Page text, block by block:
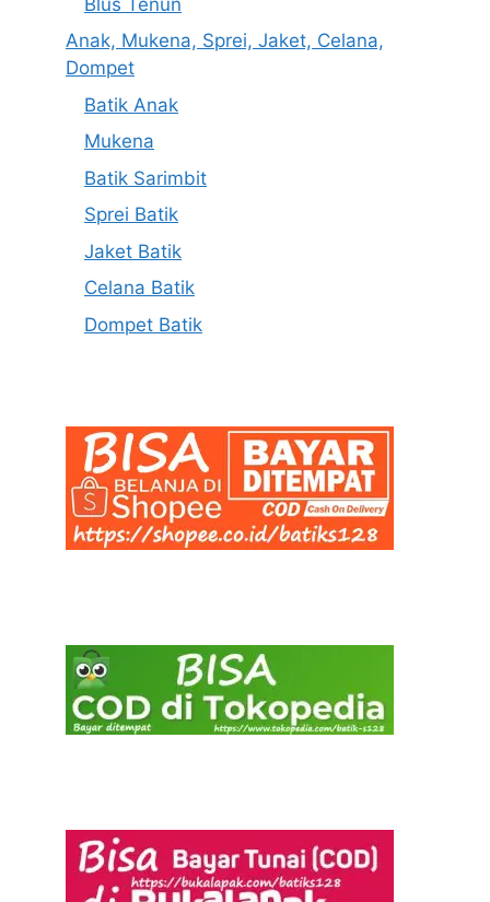
Anak, Mukena, Sprei, Jaket, Celana,
Dompet
Batik Anak
Mukena
Batik Sarimbit
Sprei Batik
Jaket Batik
Celana Batik
Dompet Batik